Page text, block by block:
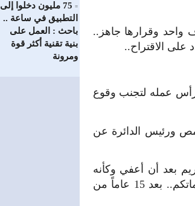
=
75 مليون دخلوا إلى
التطبيق في ساعة ..
باحث : العمل على
بنية تقنية أكثر قوة
ومرونة
واحد وقرارها جاهز..
الاقتراح..
رأس عمله لتجنب وقوع
ورئيس الدائرة عن
بعد أن أعفي وكأنه
ارتكب شيئاً وفي الحقيقة كل ذنبه أنه مرض بسبب العمل، ولمعلوماتكم.. بعد 15 عاماً من